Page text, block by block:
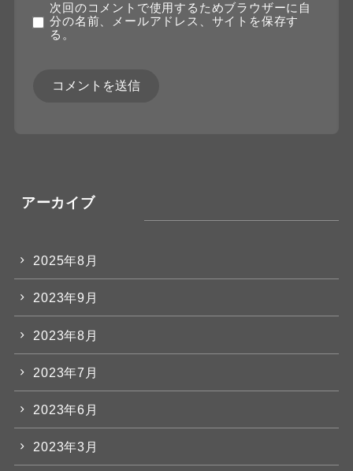
次回のコメントで使用するためブラウザーに自
分の名前、メールアドレス、サイトを保存す
る。
アーカイブ
2025年8月
2023年9月
2023年8月
2023年7月
2023年6月
2023年3月